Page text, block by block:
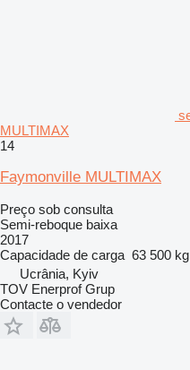
MULTIMAX
14
Faymonville MULTIMAX
Preço sob consulta
Semi-reboque baixa
2017
Capacidade de carga 63 500 kg
Ucrânia, Kyiv
TOV Enerprof Grup
Contacte o vendedor